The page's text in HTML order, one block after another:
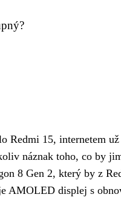
15, internetem
náznak toho, co by
8 Gen 2, který by z
AMOLED displej s